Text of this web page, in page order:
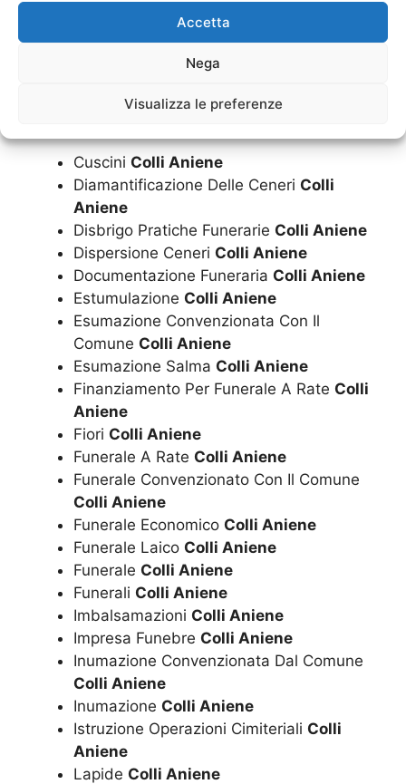
Accetta
Nega
Visualizza le preferenze
Costo Funerale Inumazione
Costo FuneraleColli Aniene
Costo Funerale Tumulazione
Cremazione Colli Aniene
Colli Aniene
Cuscini Colli Aniene
Diamantificazione Delle Ceneri Colli
Aniene
Disbrigo Pratiche Funerarie Colli Aniene
Dispersione Ceneri Colli Aniene
Documentazione Funeraria Colli Aniene
Estumulazione Colli Aniene
Esumazione Convenzionata Con Il
Comune Colli Aniene
Esumazione Salma Colli Aniene
Finanziamento Per Funerale A Rate Colli
Aniene
Fiori Colli Aniene
Funerale A Rate Colli Aniene
Funerale Convenzionato Con Il Comune
Colli Aniene
Funerale Economico Colli Aniene
Funerale Laico Colli Aniene
Funerale Colli Aniene
Funerali Colli Aniene
Imbalsamazioni Colli Aniene
Impresa Funebre Colli Aniene
Inumazione Convenzionata Dal Comune
Colli Aniene
Inumazione Colli Aniene
Istruzione Operazioni Cimiteriali Colli
Aniene
Lapide Colli Aniene